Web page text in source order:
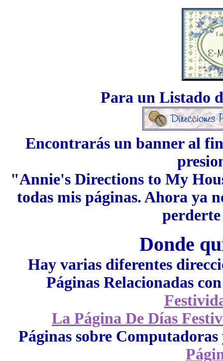
Para un Listado
Encontrarás un banner al
"Annie's Directions to My
todas mis páginas. Ahora ya
Donde
Hay varias diferentes
Páginas Relacionadas
La Página De Días
Páginas sobre